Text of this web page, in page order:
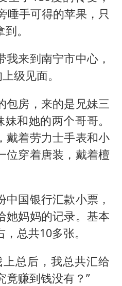
唾手可得的苹果，只
。
来到南宁市中心，
级见面。
包房，来的是兄妹三
和她的两个哥哥。
戴着劳力士手表和小
位穿着唐装，戴着檀
国银行汇款小票，
她妈妈的记录。基本
总共10多张。
总后，我总共汇给
竟赚到钱没有？”